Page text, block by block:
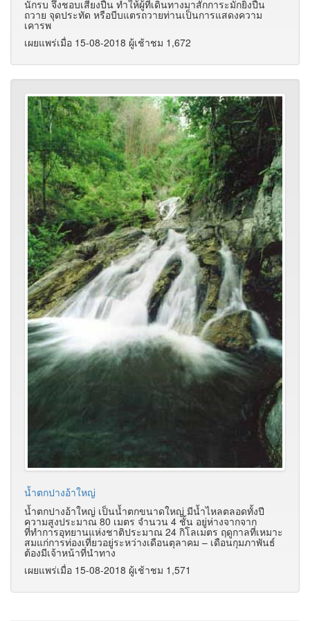
นักรบ จึงชอบเสียงปืน ทำให้ผู้ที่เดินทางมาสักการะมักยิงปืน
ถวาย จุดประทัด หรือบีบแตรถวายท่านเป็นการแสดงความ
เคารพ
เผยแพร่เมื่อ 15-08-2018 ผู้เช้าชม 1,672
น้ำตกปางอ้าใหญ่
น้ำตกปางอ้าใหญ่ เป็นน้ำตกขนาดใหญ่ มีน้ำไหลตลอดทั้งปี
ความสูงประมาณ 80 เมตร จำนวน 4 ชั้น อยู่ห่างจากจาก
ที่ทำการอุทยานแห่งชาติประมาณ 24 กิโลเมตร ฤดูกาลที่เหมาะ
สมแก่การท่องเที่ยวอยู่ระหว่างเดือนตุลาคม – เดือนกุมภาพันธ์
ต้องมีเจ้าหน้าที่นำทาง
เผยแพร่เมื่อ 15-08-2018 ผู้เช้าชม 1,571